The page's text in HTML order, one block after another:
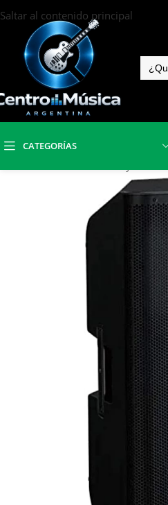
Saltar al contenido principal
CATEGORÍAS